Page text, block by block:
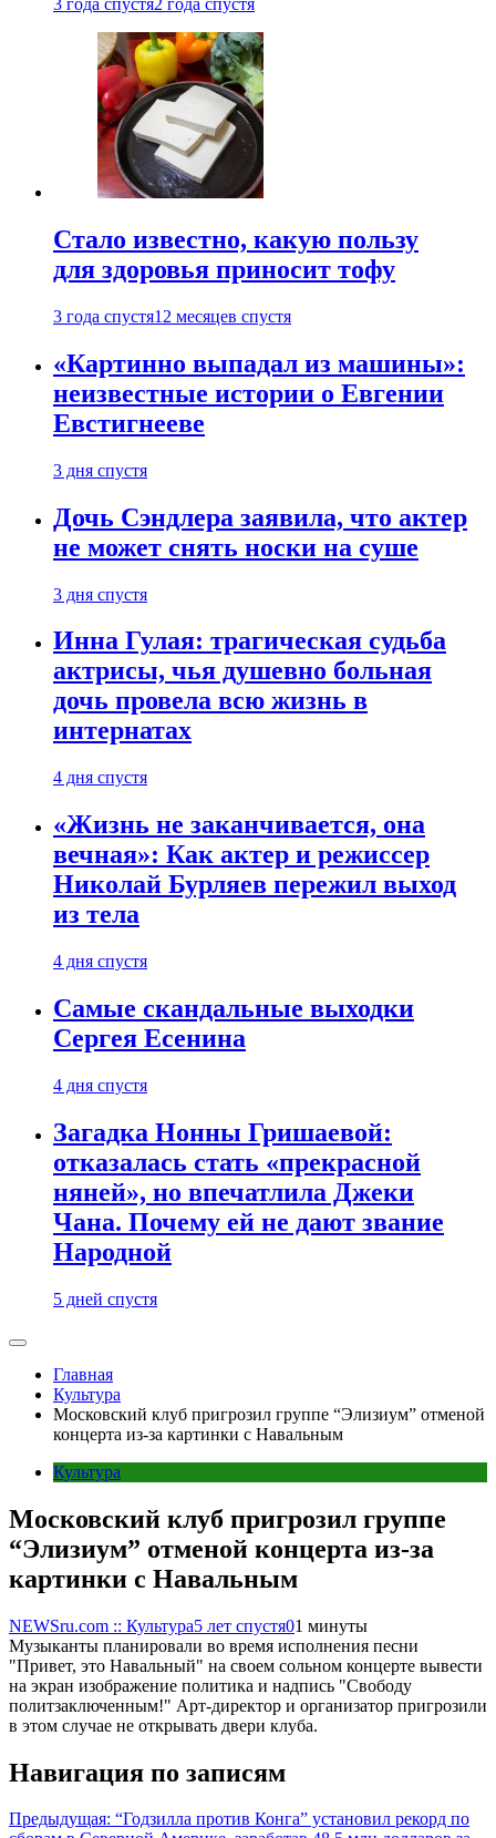
3 года спустя2 года спустя
Стало известно, какую пользу
для здоровья приносит тофу
3 года спустя12 месяцев спустя
«Картинно выпадал из машины»:
неизвестные истории о Евгении
Евстигнееве
3 дня спустя
Дочь Сэндлера заявила, что актер
не может снять носки на суше
3 дня спустя
Инна Гулая: трагическая судьба
актрисы, чья душевно больная
дочь провела всю жизнь в
интернатах
4 дня спустя
«Жизнь не заканчивается, она
вечная»: Как актер и режиссер
Николай Бурляев пережил выход
из тела
4 дня спустя
Самые скандальные выходки
Сергея Есенина
4 дня спустя
Загадка Нонны Гришаевой:
отказалась стать «прекрасной
няней», но впечатлила Джеки
Чана. Почему ей не дают звание
Народной
5 дней спустя
Главная
Культура
Московский клуб пригрозил группе “Элизиум” отменой
концерта из-за картинки с Навальным
Культура
Московский клуб пригрозил группе
“Элизиум” отменой концерта из-за
картинки с Навальным
NEWSru.com :: Культура5 лет спустя01 минуты
Музыканты планировали во время исполнения песни
"Привет, это Навальный" на своем сольном концерте вывести
на экран изображение политика и надпись "Свободу
политзаключенным!" Арт-директор и организатор пригрозили
в этом случае не открывать двери клуба.
Навигация по записям
Предыдущая: “Годзилла против Конга” установил рекорд по